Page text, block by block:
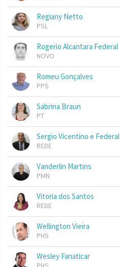
Regiany Netto
PSL
Rogerio Alcantara Federal
NOVO
Romeu Gonçalves
PPS
Sabrina Braun
PT
Sergio Vicentino e Federal
REDE
Vanderlin Martins
PMN
Vitoria dos Santos
REDE
Wellington Vieira
PHS
Wesley Fanaticar